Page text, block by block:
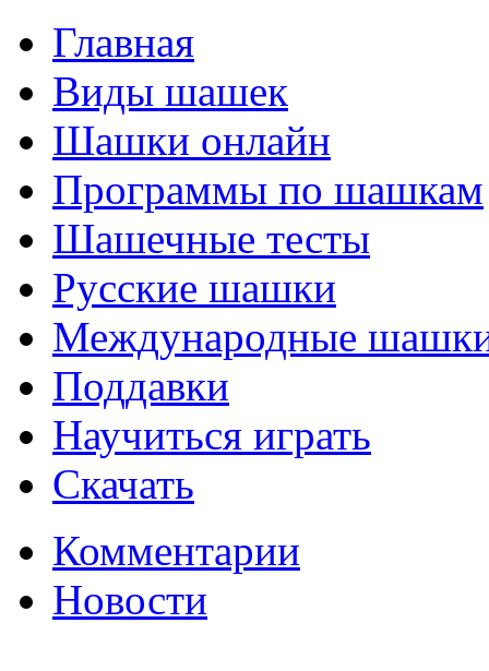
Главная
Виды шашек
Шашки онлайн
Программы по шашкам
Шашечные тесты
Русские шашки
Международные
Поддавки
Научиться играть
Скачать
Комментарии
Новости